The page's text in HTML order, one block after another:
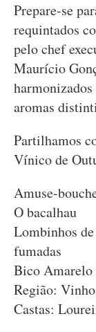
Prepare-se
requintados
pelo chef
Maurício
aromas
Partilhamos
Vínico de
Amuse-
O bacalhau
Lombinhos
fumadas
Bico Amarelo
Região:
Castas: